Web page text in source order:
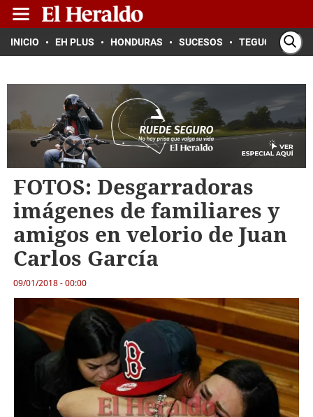
INICIO EH PLUS HONDURAS SUCESOS TEGUCIGALPA
FOTOS: Desgarradoras
imágenes de familiares y
amigos en velorio de Juan
Carlos García
09/01/2018 - 00:00